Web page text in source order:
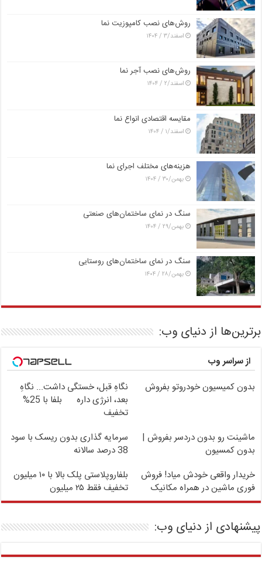
روش‌های نصب کامپوزیت نما
اسفند/۳ / ۱۴۰۴
روش‌های نصب آجر نما
اسفند/۲ / ۱۴۰۴
مقایسه اقتصادی انواع نما
اسفند/۱ / ۱۴۰۴
هزینه‌های مختلف اجرای نما
بهمن/۳۰ / ۱۴۰۴
سنگ در نمای ساختمان‌های صنعتی
بهمن/۲۹ / ۱۴۰۴
سنگ در نمای ساختمان‌های روستایی
بهمن/۲۸ / ۱۴۰۴
برترین‌ها از دنیای وب:
از سراسر وب
بدون کمیسیون خودروتو بفروش
نگاهِ قبل، خستگی داشت... نگاهِ
بعد، انرژی داره
بلفا با 25%
تخفیف
ماشینت رو بدون دردسر بفروش |
بدون کمسیون
سرمایه گذاری بدون ریسک با سود
38 درصد سالانه
خریدار واقعی خودش میاد! فروش
فوری ماشین در همراه مکانیک
بلفاروپلاستی پلک بالا با ۱۰ میلیون
تخفیف فقط ۲۵ میلیون
پیشنهادی از دنیای وب: